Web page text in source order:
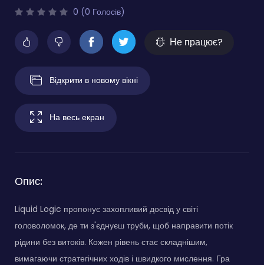
0 (0 Голосів)
Не працює?
Відкрити в новому вікні
На весь екран
Опис:
Liquid Logic пропонує захопливий досвід у світі
головоломок, де ти з'єднуєш труби, щоб направити потік
рідини без витоків. Кожен рівень стає складнішим,
вимагаючи стратегічних ходів і швидкого мислення. Гра